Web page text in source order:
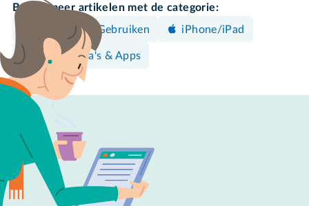
Bekijk meer artikelen met de categorie:
Bedienen & Gebruiken
iPhone/iPad
Programma's & Apps